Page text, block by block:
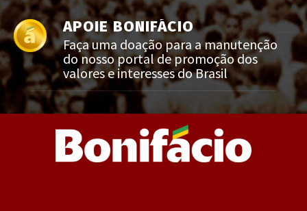
APOIE BONIFÁCIO
Faça uma doação para a manutenção
do nosso portal de promoção dos
valores e interesses do Brasil